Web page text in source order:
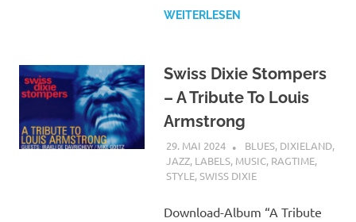
WEITERLESEN
Swiss Dixie Stompers
– A Tribute To Louis
Armstrong
29. MAI 2024 STEFANBRAUN
BLUES, DIXIELAND,
JAZZ, LABELS, MUSIC, RAGTIME,
STYLE,SWISS DIXIE
Download-Album “A Tribute